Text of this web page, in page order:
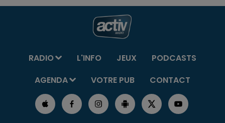
RADIO L'INFO JEUX
PODCASTS
AGENDA
VOTRE PUB CONTACT